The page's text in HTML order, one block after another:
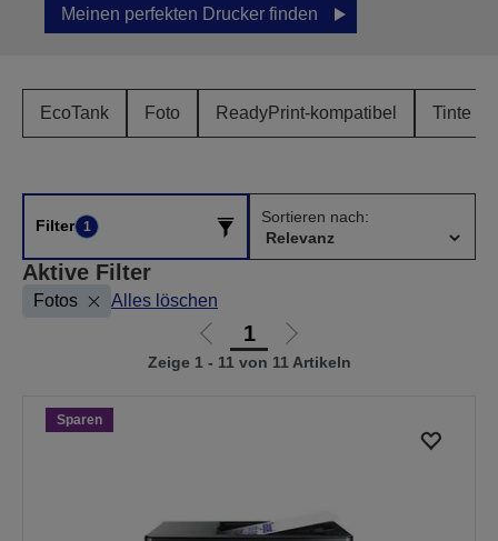
Meinen perfekten Drucker finden
EcoTank Foto ReadyPrint-kompatibel Tinte
Filter 1
Sortieren nach:
Aktive Filter
Fotos Alles löschen
Zur
vorherigen
1
Zur
nächsten
Zeige 1 - 11 von 11 Artikeln
Sparen